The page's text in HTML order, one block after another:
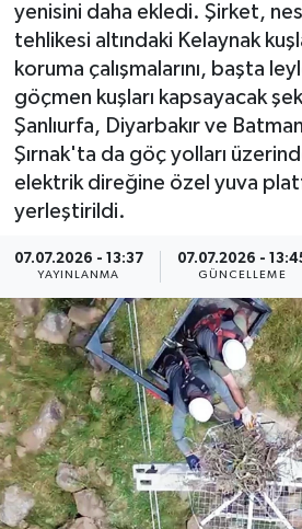
yenisini daha ekledi. Şirket,
tehlikesi altındaki Kelaynak
koruma çalışmalarını, başta
göçmen kuşları kapsayacak
Şanlıurfa, Diyarbakır ve
Şırnak'ta da göç yolları
elektrik direğine özel yuva
yerleştirildi.
07.07.2026 - 13:37
YAYINLANMA
07.07.2026 -
GÜNCELLEME
Siyaset
Spor
Yaşam